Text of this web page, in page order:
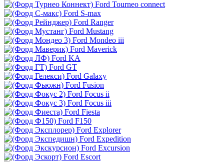
Ford Tourneo connect
Ford S-max
Ford Ranger
Ford Mustang
Ford Mondeo iii
Ford Maverick
Ford KA
Ford GT
Ford Galaxy
Ford Fusion
Ford Focus ii
Ford Focus iii
Ford Fiesta
Ford F150
Ford Explorer
Ford Expedition
Ford Excursion
Ford Escort